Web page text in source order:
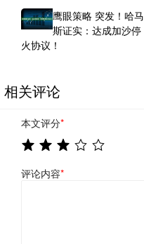
鹰眼策略 突发！哈马
斯证实：达成加沙停
火协议！
相关评论
本文评分*
评论内容*